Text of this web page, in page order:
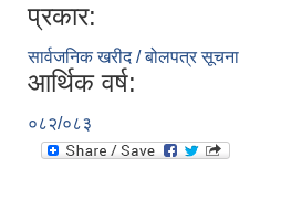
प्रकार:
सार्वजनिक खरीद / बोलपत्र सूचना
आर्थिक वर्ष:
०८२/०८३